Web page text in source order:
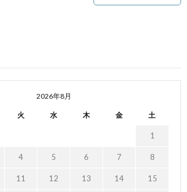
2026年8月
火 水 木 金 土
1
4 5 6 7 8
11 12 13 14 15